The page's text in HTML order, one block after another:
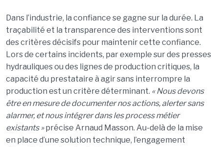
Dans l’industrie, la confiance se gagne sur la durée. La
traçabilité et la transparence des interventions sont
des critères décisifs pour maintenir cette confiance.
Lors de certains incidents, par exemple sur des presses
hydrauliques ou des lignes de production critiques, la
capacité du prestataire à agir sans interrompre la
production est un critère déterminant. « Nous devons
être en mesure de documenter nos actions, alerter sans
alarmer, et nous intégrer dans les process métier
existants »précise Arnaud Masson. Au-delà de la mise
en place d’une solution technique, l’engagement